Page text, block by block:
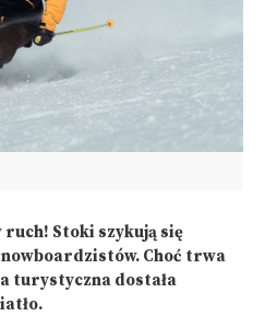
ruch! Stoki szykują się
Choć trwa
turystyczna dostała